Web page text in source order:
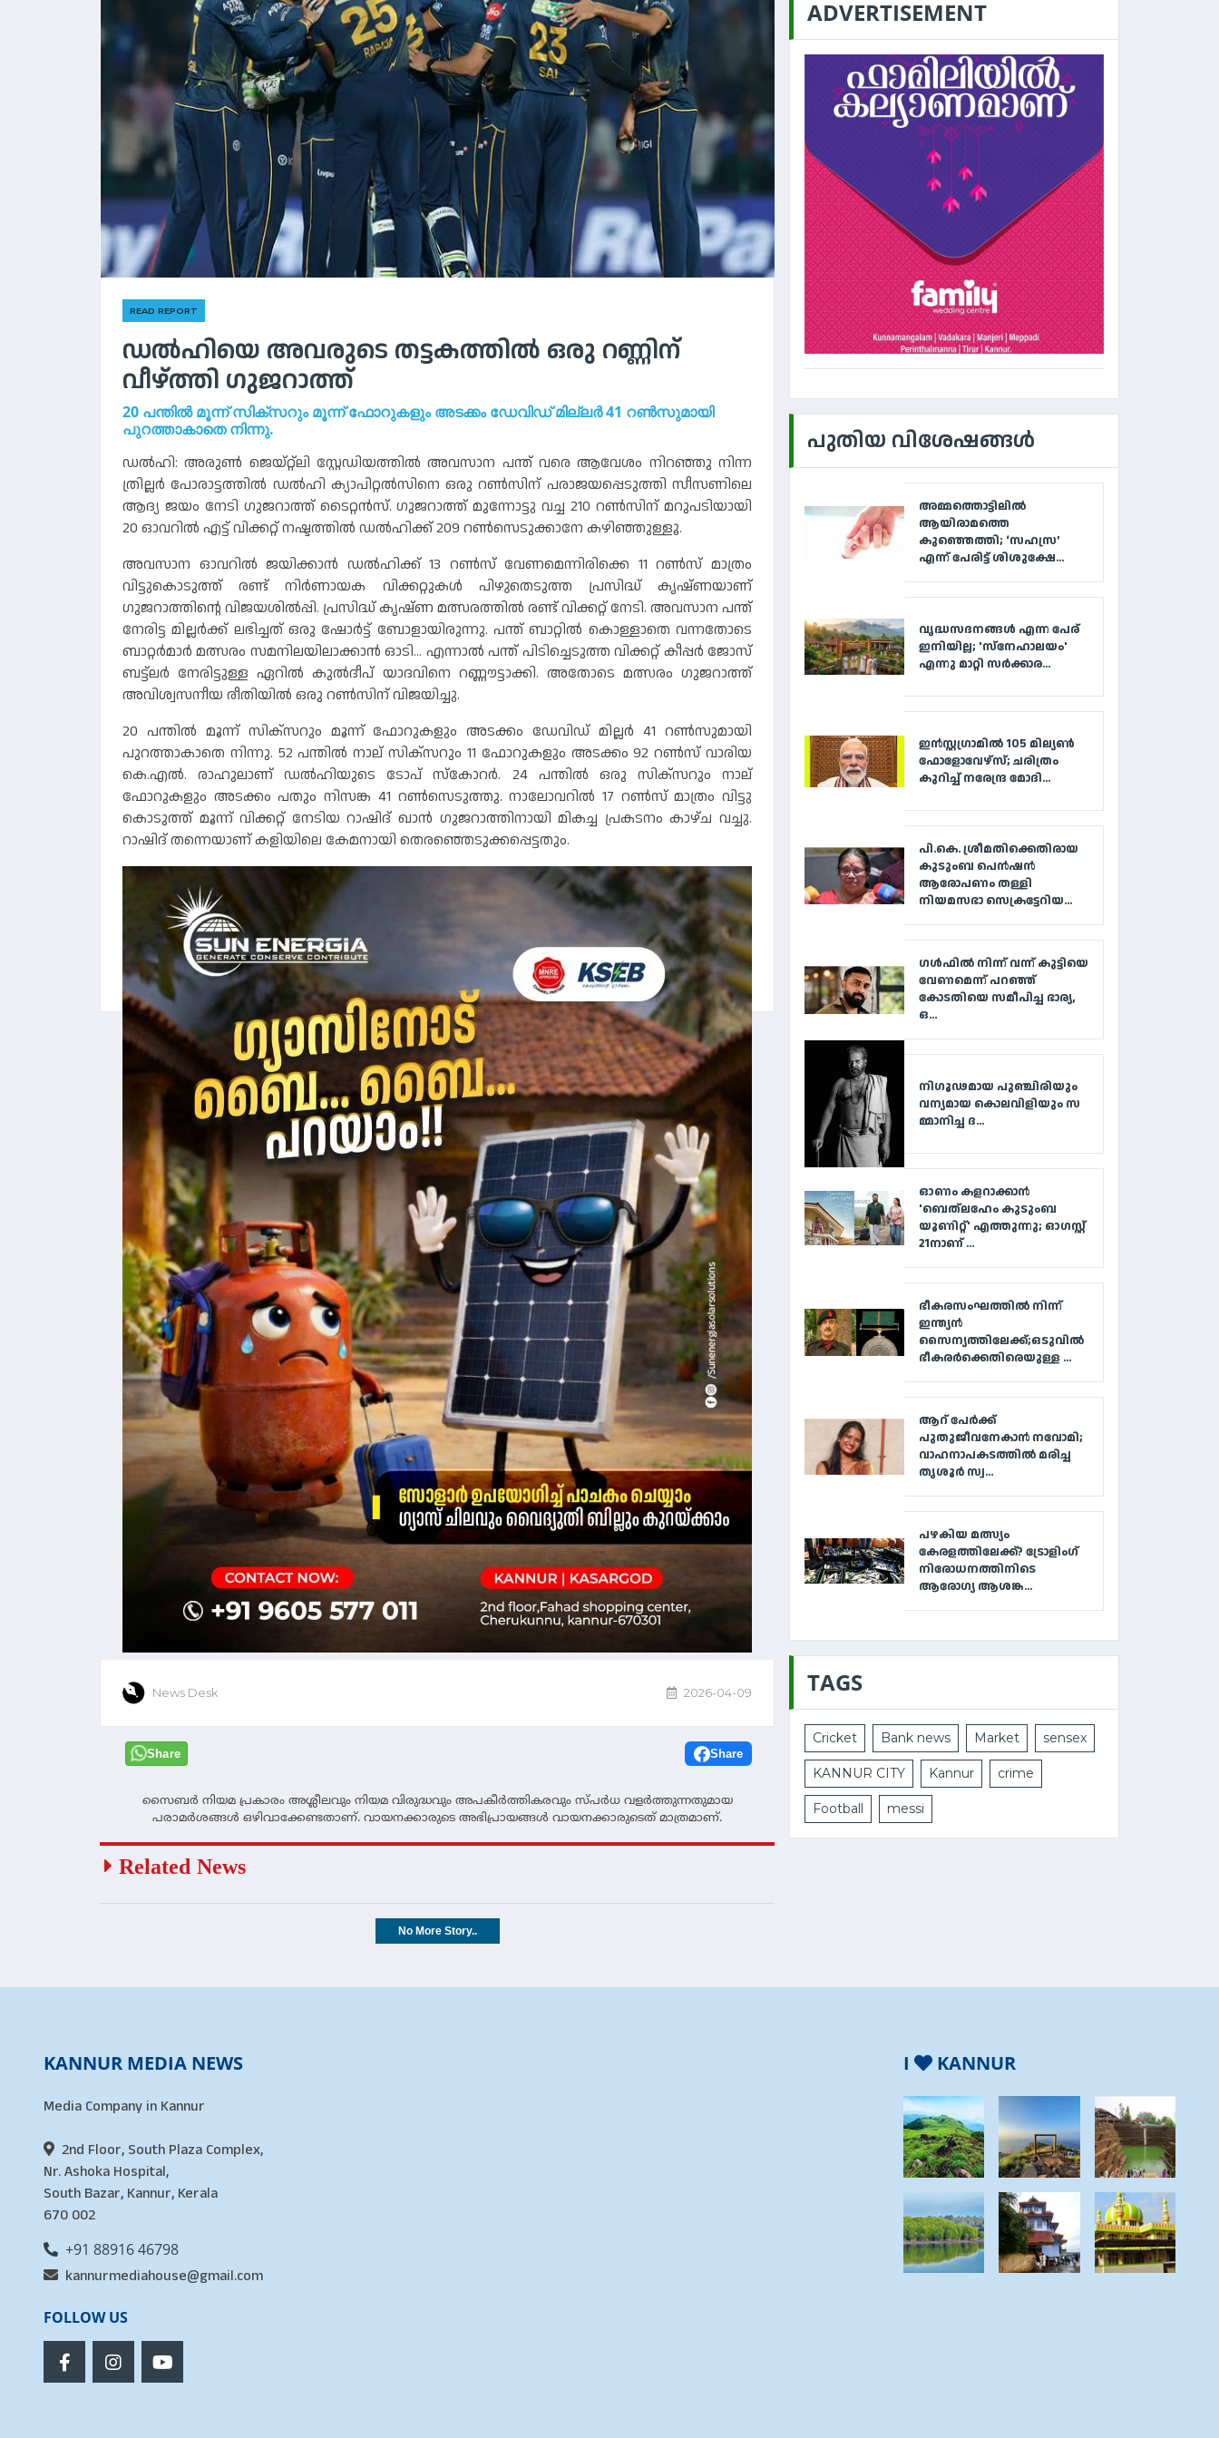
READ REPORT
ഡൽഹിയെ അവരുടെ തട്ടകത്തിൽ ഒരു റണ്ണിന്
വീഴ്ത്തി ഗുജറാത്ത്
20 പന്തിൽ മൂന്ന് സിക്‌സറും മൂന്ന് ഫോറുകളും അടക്കം ഡേവിഡ് മില്ലർ 41 റൺസുമായി
പുറത്താകാതെ നിന്നു.
ഡൽഹി: അരുൺ ജെയ്റ്റ്‌ലി സ്റ്റേഡിയത്തിൽ അവസാന പന്ത് വരെ ആവേശം നിറഞ്ഞു നിന്ന
ത്രില്ലർ പോരാട്ടത്തിൽ ഡൽഹി ക്യാപിറ്റൽസിനെ ഒരു റൺസിന് പരാജയപ്പെടുത്തി സീസണിലെ
ആദ്യ ജയം നേടി ഗുജറാത്ത് ടൈറ്റൻസ്. ഗുജറാത്ത് മുന്നോട്ടു വച്ച 210 റൺസിന് മറുപടിയായി
20 ഓവറിൽ എട്ട് വിക്കറ്റ് നഷ്ടത്തിൽ ഡൽഹിക്ക് 209 റൺസെടുക്കാനേ കഴിഞ്ഞുള്ളൂ.
അവസാന ഓവറിൽ ജയിക്കാൻ ഡൽഹിക്ക് 13 റൺസ് വേണമെന്നിരിക്കെ 11 റൺസ് മാത്രം
വിട്ടുകൊടുത്ത് രണ്ട് നിർണായക വിക്കറ്റുകൾ പിഴുതെടുത്ത പ്രസിദ്ധ് കൃഷ്ണയാണ്
ഗുജറാത്തിൻ്റെ വിജയശിൽപ്പി. പ്രസിദ്ധ് കൃഷ്ണ മത്സരത്തിൽ രണ്ട് വിക്കറ്റ് നേടി. അവസാന പന്ത്
നേരിട്ട മില്ലർക്ക് ലഭിച്ചത് ഒരു ഷോർട്ട് ബോളായിരുന്നു. പന്ത് ബാറ്റിൽ കൊള്ളാതെ വന്നതോടെ
ബാറ്റർമാർ മത്സരം സമനിലയിലാക്കാൻ ഓടി... എന്നാൽ പന്ത് പിടിച്ചെടുത്ത വിക്കറ്റ് കീപ്പർ ജോസ്
ബട്ട്‌ലർ നേരിട്ടുള്ള ഏറിൽ കുൽദീപ് യാദവിനെ റണ്ണൗട്ടാക്കി. അതോടെ മത്സരം ഗുജറാത്ത്
അവിശ്വസനീയ രീതിയിൽ ഒരു റൺസിന് വിജയിച്ചു.
20 പന്തിൽ മൂന്ന് സിക്‌സറും മൂന്ന് ഫോറുകളും അടക്കം ഡേവിഡ് മില്ലർ 41 റൺസുമായി
പുറത്താകാതെ നിന്നു. 52 പന്തിൽ നാല് സിക്സറും 11 ഫോറുകളും അടക്കം 92 റൺസ് വാരിയ
കെ.എൽ. രാഹുലാണ് ഡൽഹിയുടെ ടോപ് സ്‌കോറർ. 24 പന്തിൽ ഒരു സിക്സറും നാല്
ഫോറുകളും അടക്കം പതും നിസങ്ക 41 റൺസെടുത്തു. നാലോവറിൽ 17 റൺസ് മാത്രം വിട്ടു
കൊടുത്ത് മൂന്ന് വിക്കറ്റ് നേടിയ റാഷിദ് ഖാൻ ഗുജറാത്തിനായി മികച്ച പ്രകടനം കാഴ്ച വച്ചു.
റാഷിദ് തന്നെയാണ് കളിയിലെ കേമനായി തെരഞ്ഞെടുക്കപ്പെട്ടതും.
News Desk 2026-04-09
Share Share
സൈബര്‍ നിയമ പ്രകാരം അശ്ലീലവും നിയമ വിരുദ്ധവും അപകീര്‍ത്തികരവും സ്പര്‍ധ വളര്‍ത്തുന്നതുമായ
പരാമര്‍ശങ്ങള്‍ ഒഴിവാക്കേണ്ടതാണ്. വായനക്കാരുടെ അഭിപ്രായങ്ങള്‍ വായനക്കാരുടെത് മാത്രമാണ്.
Related News
No More Story..
ADVERTISEMENT
പുതിയ വിശേഷങ്ങൾ
അമ്മത്തൊട്ടിലിൽ
ആയിരാമത്തെ
കുഞ്ഞെത്തി; ‘സഹസ്ര’
എന്ന് പേരിട്ട് ശിശുക്ഷേ...
വൃദ്ധസദനങ്ങള്‍ എന്ന പേര്
ഇനിയില്ല; 'സ്‌നേഹാലയം'
എന്നു മാറ്റി സര്‍ക്കാര...
ഇൻസ്റ്റഗ്രാമിൽ 105 മില്യൺ
ഫോളോവേഴ്‌സ്; ചരിത്രം
കുറിച്ച് നരേന്ദ്ര മോദി...
പി.കെ. ശ്രീമതിക്കെതിരായ
കുടുംബ പെൻഷൻ
ആരോപണം തള്ളി
നിയമസഭാ സെക്രട്ടേറിയ...
ഗൾഫിൽ നിന്ന് വന്ന് കുട്ടിയെ
വേണമെന്ന് പറഞ്ഞ്
കോടതിയെ സമീപിച്ച ഭാര്യ,
ഒ...
നി​ഗൂ​ഢ​മാ​യ പു​ഞ്ചി​രി​യും
വ​ന്യ​മാ​യ കൊ​ല​വി​ളി​യും സ​
മ്മാ​നി​ച്ച ദ...
ഓണം കളറാക്കാൻ
'ബെത്‌ലഹേം കുടുംബ
യൂണിറ്റ്' എത്തുന്നു; ഓഗസ്റ്റ്
21നാണ് ...
ഭീകരസംഘത്തിൽ നിന്ന്
ഇന്ത്യൻ
സൈന്യത്തിലേക്ക്;ഒടുവിൽ
ഭീകരർക്കെതിരെയുള്ള ...
ആറ് പേര്‍ക്ക്
പുതുജീവനേകാന്‍ നവോമി;
വാഹനാപകടത്തില്‍ മരിച്ച
തൃശൂര്‍ സ്വ...
പഴകിയ മത്സ്യം
കേരളത്തിലേക്ക്? ട്രോളിംഗ്
നിരോധനത്തിനിടെ
ആരോഗ്യ ആശങ്ക...
TAGS
Cricket Bank news Market sensex
KANNUR CITY Kannur crime
Football messi
KANNUR MEDIA NEWS
Media Company in Kannur
2nd Floor, South Plaza Complex,
Nr. Ashoka Hospital,
South Bazar, Kannur, Kerala
670 002
+91 88916 46798
kannurmediahouse@gmail.com
FOLLOW US
I KANNUR